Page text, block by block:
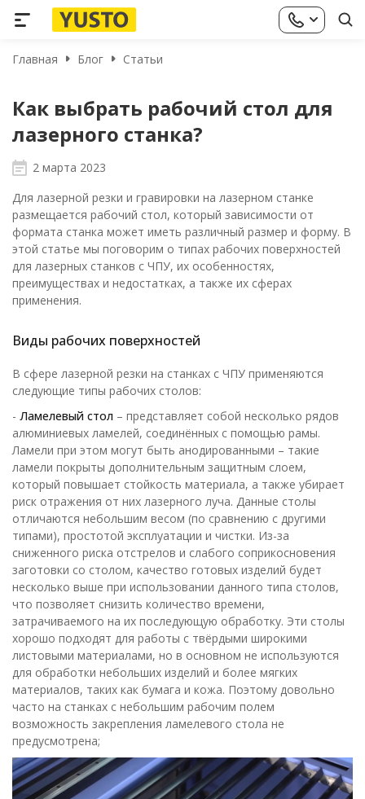
Главная Блог Статьи
Как выбрать рабочий стол для
лазерного станка?
2 марта 2023
Для лазерной резки и гравировки на лазерном станке
размещается рабочий стол, который зависимости от
формата станка может иметь различный размер и форму. В
этой статье мы поговорим о типах рабочих поверхностей
для лазерных станков с ЧПУ, их особенностях,
преимуществах и недостатках, а также их сферах
применения.
Виды рабочих поверхностей
В сфере лазерной резки на станках с ЧПУ применяются
следующие типы рабочих столов:
- Ламелевый стол – представляет собой несколько рядов
алюминиевых ламелей, соединённых с помощью рамы.
Ламели при этом могут быть анодированными – такие
ламели покрыты дополнительным защитным слоем,
который повышает стойкость материала, а также убирает
риск отражения от них лазерного луча. Данные столы
отличаются небольшим весом (по сравнению с другими
типами), простотой эксплуатации и чистки. Из-за
сниженного риска отстрелов и слабого соприкосновения
заготовки со столом, качество готовых изделий будет
несколько выше при использовании данного типа столов,
что позволяет снизить количество времени,
затрачиваемого на их последующую обработку. Эти столы
хорошо подходят для работы с твёрдыми широкими
листовыми материалами, но в основном не используются
для обработки небольших изделий и более мягких
материалов, таких как бумага и кожа. Поэтому довольно
часто на станках с небольшим рабочим полем
возможность закрепления ламелевого стола не
предусмотрена;